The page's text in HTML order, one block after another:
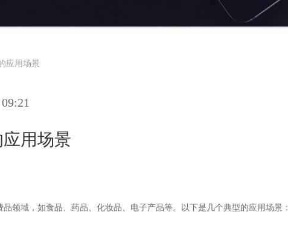
应用场景
用场景
领域，如食品、药品、化妆品、电子产品等。以下是几个典型的应用场景：